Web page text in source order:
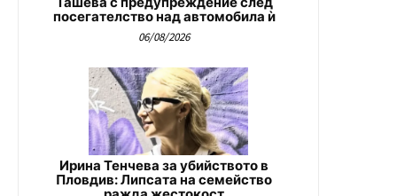
посегателство над автомобила ѝ
06/08/2026
Ирина Тенчева за убийството в
Пловдив: Липсата на семейство